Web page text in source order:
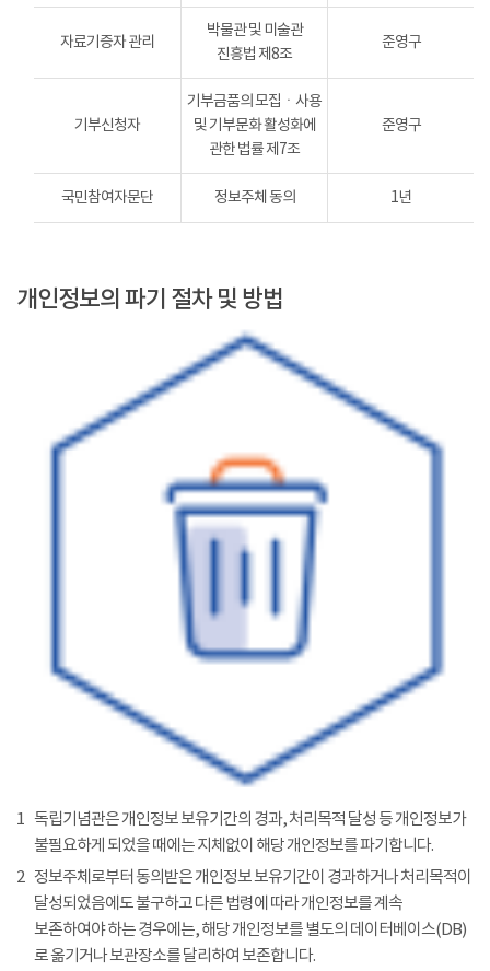
자료기증자 관리
박물관 및 미술관
진흥법 제8조
준영구
기부신청자
기부금품의 모집ㆍ사용
및 기부문화 활성화에
관한 법률 제7조
준영구
국민참여자문단 정보주체 동의 1년
개인정보의 파기 절차 및 방법
1 독립기념관은 개인정보 보유기간의 경과, 처리목적 달성 등 개인정보가
불필요하게 되었을 때에는 지체없이 해당 개인정보를 파기합니다.
2 정보주체로부터 동의받은 개인정보 보유기간이 경과하거나 처리목적이
달성되었음에도 불구하고 다른 법령에 따라 개인정보를 계속
보존하여야 하는 경우에는, 해당 개인정보를 별도의 데이터베이스(DB)
로 옮기거나 보관장소를 달리하여 보존합니다.